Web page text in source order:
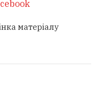
матеріалу